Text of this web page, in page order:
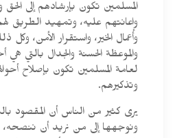
المسلمين تكون بإرشادهم إلى الحق
وإعانتهم عليه، وتمهيد الطريق
وأعمال الخير، واستقرار الأمن، وكل
والموعظة الحسنة والجدال بالتي
لعامة المسلمين تكون بإصلاح
وتذكيرهم.
يرى كثير من الناس أن المقصود
ونوجهها إلى من نريد أن ننصحه،